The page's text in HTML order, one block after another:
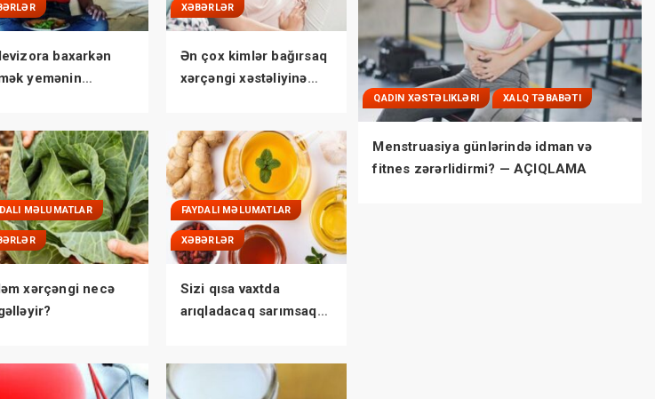
baxarkən
yemənin
XƏBƏRLƏR
Ən çox kimlər bağırsaq
xərçəngi xəstəliyinə
MƏLUMATLAR
xərçəngi necə
FAYDALI MƏLUMATLAR
XƏBƏRLƏR
Sizi qısa vaxtda
arıqladacaq sarımsaq
QADIN XƏSTƏLIKLƏRI XALQ TƏBABƏTI
Menstruasiya günlərində idman və
fitnes zərərlidirmi? — AÇIQLAMA